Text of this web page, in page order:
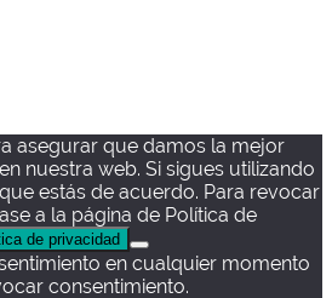
asegurar que damos la mejor
nuestra web. Si sigues utilizando
estás de acuerdo. Para revocar
a la página de Política de
de privacidad
en cualquier momento
consentimiento.